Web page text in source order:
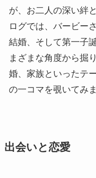
が、お二人の深い絆
ログでは、バービー
結婚、そして第一子
まざまな角度から掘
婚、家族といったテ
の一コマを覗いてみ
出会いと恋愛